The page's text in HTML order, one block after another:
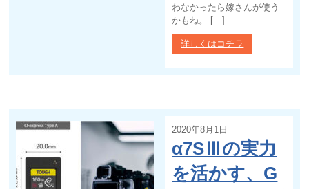
わなかったら嫁さんが使う
かもね。 […]
詳しくはコチラ
2020年8月1日
α7SⅢの実力
を活かす、G